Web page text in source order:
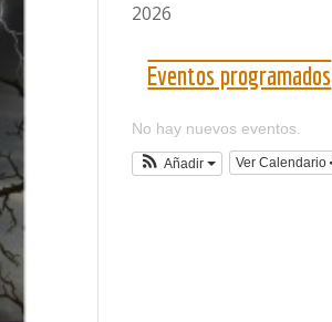
2026
Eventos programados
No hay nuevos eventos.
Ver Calendario
Añadir